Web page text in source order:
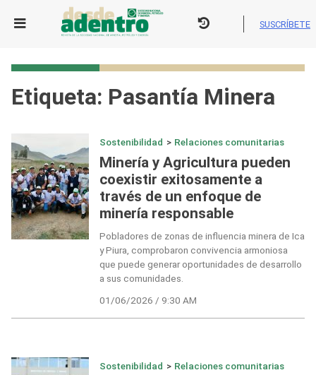
SUSCRÍBETE
Etiqueta: Pasantía Minera
Sostenibilidad > Relaciones comunitarias
Minería y Agricultura pueden
coexistir exitosamente a
través de un enfoque de
minería responsable
Pobladores de zonas de influencia minera de Ica
y Piura, comprobaron convivencia armoniosa
que puede generar oportunidades de desarrollo
a sus comunidades.
01/06/2026 / 9:30 AM
Sostenibilidad > Relaciones comunitarias